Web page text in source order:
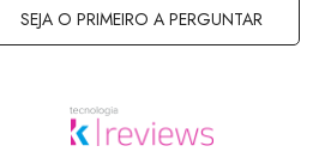
SEJA O PRIMEIRO A PERGUNTAR